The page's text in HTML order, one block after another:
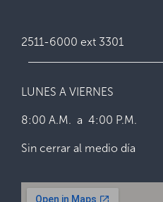
2511-6000 ext 3301
LUNES A VIERNES
8:00 A.M. a 4:00 P.M.
Sin cerrar al medio día